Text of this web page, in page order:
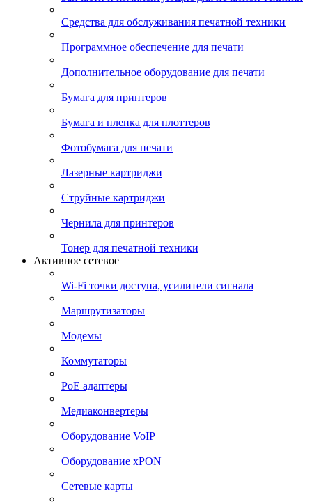
Средства для обслуживания печатной техники
Программное обеспечение для печати
Дополнительное оборудование для печати
Бумага для принтеров
Бумага и пленка для плоттеров
Фотобумага для печати
Лазерные картриджи
Струйные картриджи
Чернила для принтеров
Тонер для печатной техники
Активное сетевое
Wi-Fi точки доступа, усилители сигнала
Маршрутизаторы
Модемы
Коммутаторы
PoE адаптеры
Медиаконвертеры
Оборудование VoIP
Оборудование xPON
Сетевые карты